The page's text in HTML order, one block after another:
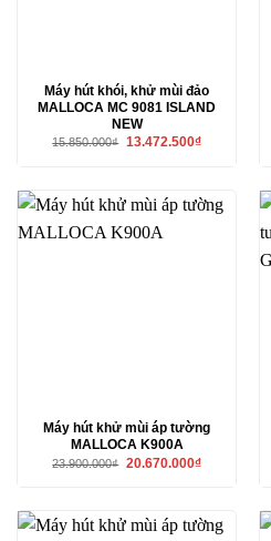
Máy hút khói, khử mùi đảo
MALLOCA MC 9081 ISLAND
NEW
15.850.000₫ Giá
13.472.500₫Giá
13.472.500₫.
Máy hút khử mùi áp tường
MALLOCA K900A
23.900.000₫ Giá
20.670.000₫Giá
20.670.000₫.